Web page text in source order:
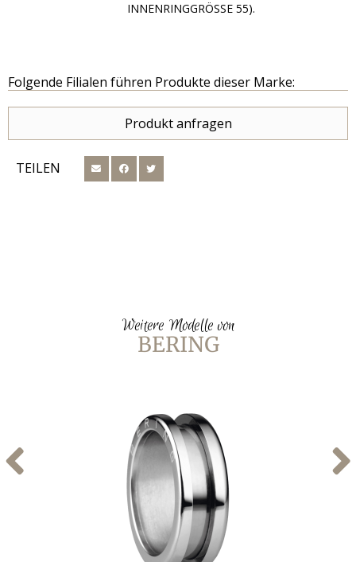
RÖSSE 55).
Folgende Filialen führen Produkte dieser Marke:
Produkt anfragen
TEILEN
Weitere Modelle von
BERING